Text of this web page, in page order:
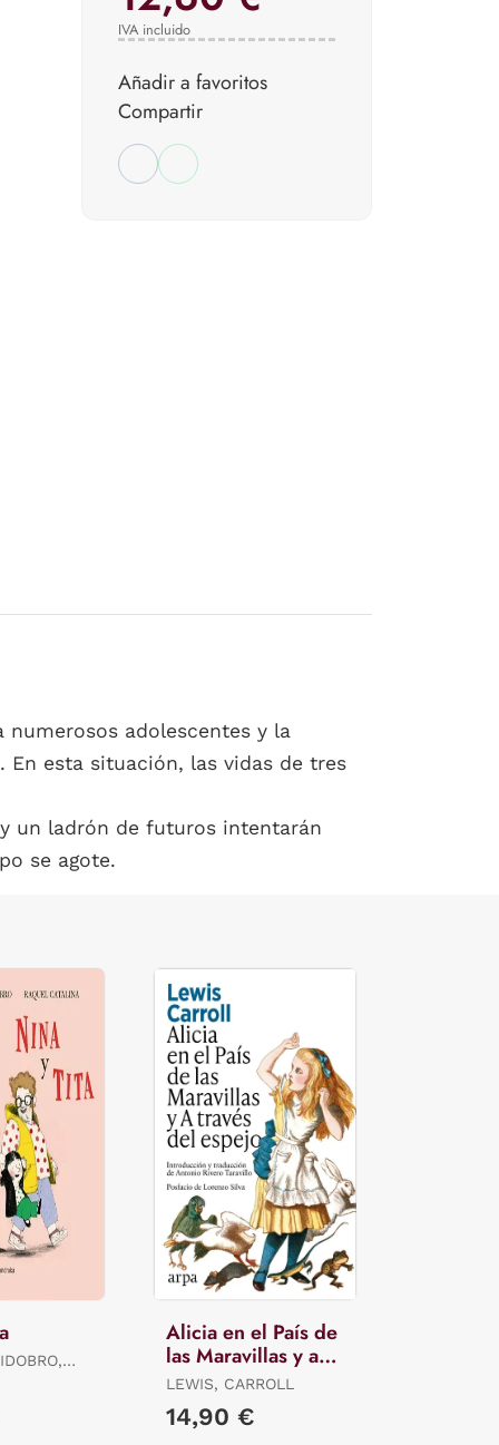
IVA incluido
Añadir a favoritos
Compartir
adolescentes y la
En esta situación, las vidas de tres
un ladrón de futuros intentarán
se agote.
Alicia en el País de
las Maravillas y a
Través del Espejo
LEWIS, CARROLL
14,90 €